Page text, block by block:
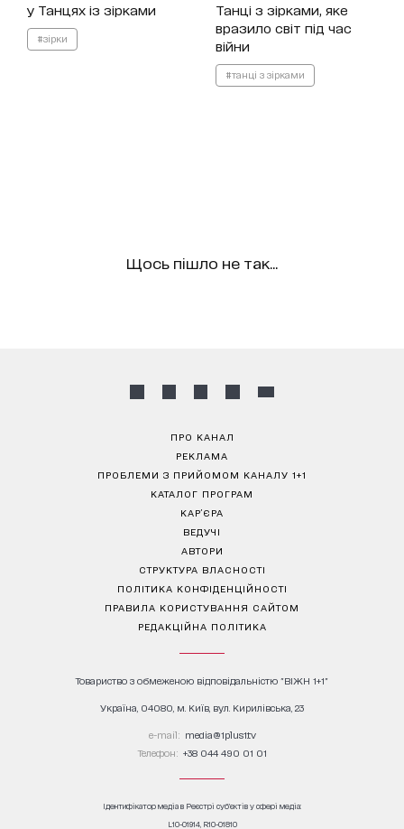
у Танцях із зірками
#зірки
Танці з зірками, яке
вразило світ під час
війни
#танці з зірками
Щось пішло не так...
ПРО КАНАЛ
РЕКЛАМА
ПРОБЛЕМИ З ПРИЙОМОМ КАНАЛУ 1+1
КАТАЛОГ ПРОГРАМ
КАР’ЄРА
ВЕДУЧІ
АВТОРИ
СТРУКТУРА ВЛАСНОСТІ
ПОЛІТИКА КОНФІДЕНЦІЙНОСТІ
ПРАВИЛА КОРИСТУВАННЯ САЙТОМ
РЕДАКЦІЙНА ПОЛІТИКА
Товариство з обмеженою відповідальністю "ВІЖН 1+1"
Україна, 04080, м. Київ, вул. Кирилівська, 23
е-mail: media@1plus1.tv
Телефон: +38 044 490 01 01
Ідентифікатор медіа в Реєстрі суб’єктів у сфері медіа:
L10-01914, R10-01810